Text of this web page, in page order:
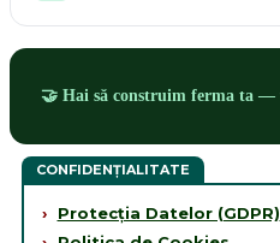
🤝 Hai să construim ferma ta —
CONFIDENȚIALITATE
›
Protecția Datelor (GDPR)